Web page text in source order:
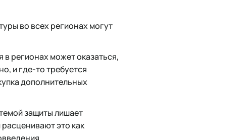
во всех регионах могут
регионах может оказаться,
и где-то требуется
дополнительных
защиты лишает
это как